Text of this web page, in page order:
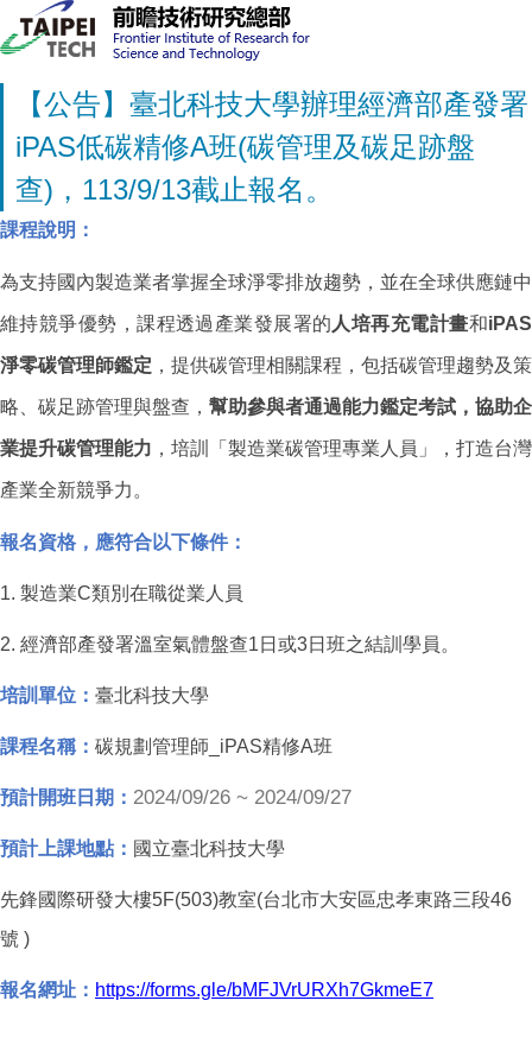
【公告】臺北科技大學辦理經濟部產發署
iPAS低碳精修A班(碳管理及碳足跡盤
查)，113/9/13截止報名。
課程說明：
為支持國內製造業者掌握全球淨零排放趨勢，並在全球供應鏈中
維持競爭優勢，課程透過產業發展署的 人培再充電計畫和iPAS
淨零碳管理師鑑定 ，提供碳管理相關課程，包括碳管理趨勢及策
略、碳足跡管理與盤查， 幫助參與者通過能力鑑定考試，協助企
業提升碳管理能力 ，培訓「製造業碳管理專業人員」，打造台灣
產業全新競爭力。
報名資格，應符合以下條件：
1. 製造業C類別在職從業人員
2. 經濟部產發署溫室氣體盤查1日或3日班之結訓學員。
培訓單位： 臺北科技大學
課程名稱： 碳規劃管理師_iPAS精修A班
預計開班日期： 2024/09/26 ~ 2024/09/27
預計上課地點： 國立臺北科技大學
先鋒國際研發大樓5F(503)教室(台北市大安區忠孝東路三段46
號 )
報名網址： https://forms.gle/bMFJVrURXh7GkmeE7